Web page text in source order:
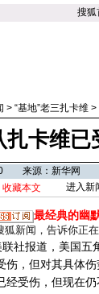
搜狐
> “基地”老三扎卡维>
扎卡维
来源：新华网
收藏本文 进入新
最经典的幽
狐新闻，告诉你正在
报道，美国五
，但对其具体伤
受伤，但现在仍